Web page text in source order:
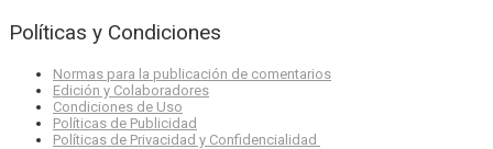
Políticas y Condiciones
Normas para la publicación de comentarios
Edición y Colaboradores
Condiciones de Uso
Políticas de Publicidad
Políticas de Privacidad y Confidencialidad